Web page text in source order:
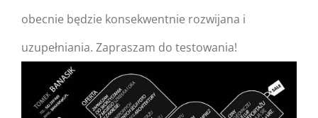
obecnie będzie konsekwentnie rozwijana i
uzupełniania. Zapraszam do testowania!